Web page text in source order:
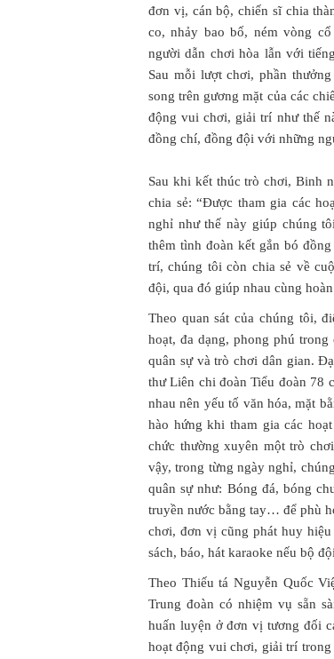
đơn vị, cán bộ, chiến sĩ chia
co, nhảy bao bố, ném vòng
người dẫn chơi hòa lẫn với
Sau mỗi lượt chơi, phần
song trên gương mặt của các
động vui chơi, giải trí như thế
đồng chí, đồng đội với những
Sau khi kết thúc trò chơi, Binh
chia sẻ: “Được tham gia các
nghỉ như thế này giúp chúng
thêm tình đoàn kết gắn bó
trí, chúng tôi còn chia sẻ về
đội, qua đó giúp nhau cùng
Theo quan sát của chúng tôi,
hoạt, đa dạng, phong phú
quân sự và trò chơi dân gian.
thư Liên chi đoàn Tiểu đoàn 78
nhau nên yếu tố văn hóa, mặt
hào hứng khi tham gia các
chức thường xuyên một trò
vậy, trong từng ngày nghỉ,
quân sự như: Bóng đá, bóng
truyền nước bằng tay… để phù
chơi, đơn vị cũng phát huy
sách, báo, hát karaoke nếu bộ
Theo Thiếu tá Nguyễn Quốc
Trung đoàn có nhiệm vụ sẵn
huấn luyện ở đơn vị tương đối
hoạt động vui chơi, giải trí